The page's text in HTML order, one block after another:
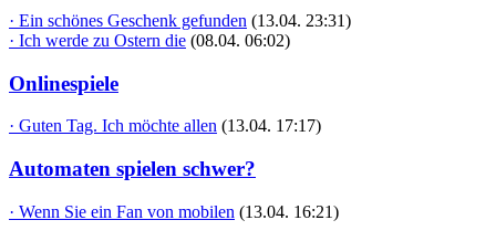
· Ein schönes Geschenk gefunden (13.04. 23:31)
· Ich werde zu Ostern die (08.04. 06:02)
Onlinespiele
· Guten Tag. Ich möchte allen (13.04. 17:17)
Automaten spielen schwer?
· Wenn Sie ein Fan von mobilen (13.04. 16:21)